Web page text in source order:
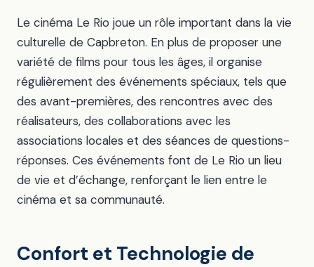
Le cinéma Le Rio joue un rôle important dans la vie
culturelle de Capbreton. En plus de proposer une
variété de films pour tous les âges, il organise
régulièrement des événements spéciaux, tels que
des avant-premières, des rencontres avec des
réalisateurs, des collaborations avec les
associations locales et des séances de questions-
réponses. Ces événements font de Le Rio un lieu
de vie et d’échange, renforçant le lien entre le
cinéma et sa communauté.
Confort et Technologie de